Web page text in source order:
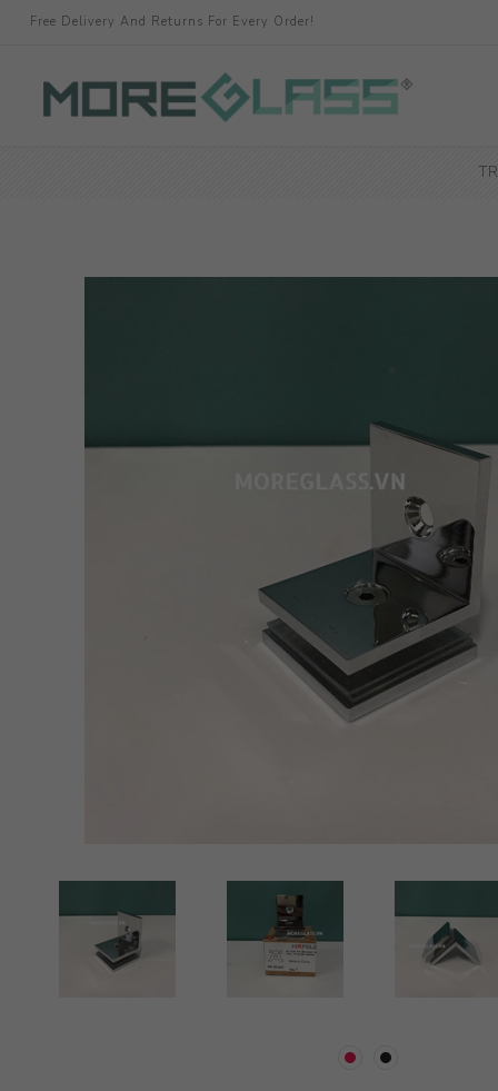
Free Delivery And Returns For Every Order!